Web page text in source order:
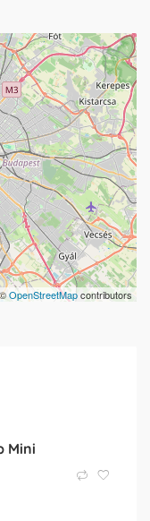
OpenStreetMapcontributors
Mini